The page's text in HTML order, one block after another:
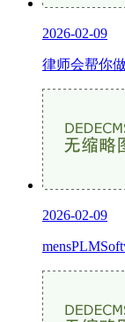
2026-02-09
律师会帮你
2026-02-09